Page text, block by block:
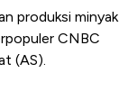
produksi minyak
CNBC
(AS).